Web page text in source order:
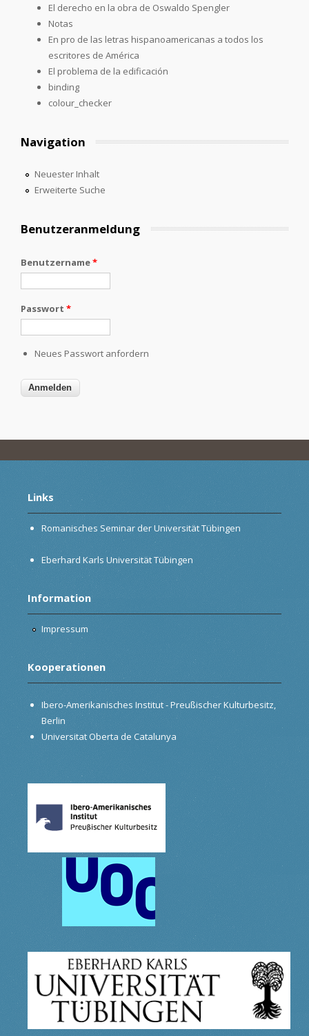
El derecho en la obra de Oswaldo Spengler
Notas
En pro de las letras hispanoamericanas a todos los
escritores de América
El problema de la edificación
binding
colour_checker
Navigation
Neuester Inhalt
Erweiterte Suche
Benutzeranmeldung
Benutzername*
Passwort *
Neues Passwort anfordern
Links
Romanisches Seminar der Universität Tübingen
Eberhard Karls Universität Tübingen
Information
Impressum
Kooperationen
Ibero-Amerikanisches Institut - Preußischer Kulturbesitz,
Berlin
Universitat Oberta de Catalunya